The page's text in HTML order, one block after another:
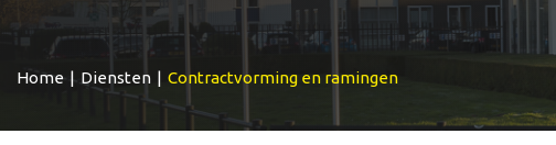
Home | Diensten | Contractvorming en ramingen